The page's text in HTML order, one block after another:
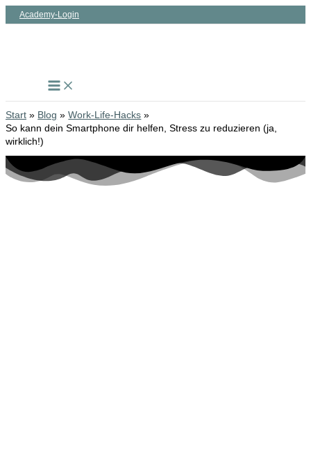
ZumAcademy-Login
Start Blog
Work-Life-Hacks
So kann dein Smartphone dir helfen, Stress zu reduzieren (ja,
wirklich!)